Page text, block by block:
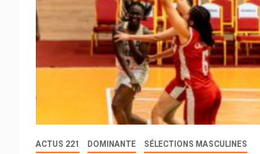
ACTUS 221 DOMINANTE
SÉLECTIONS MASCULINES